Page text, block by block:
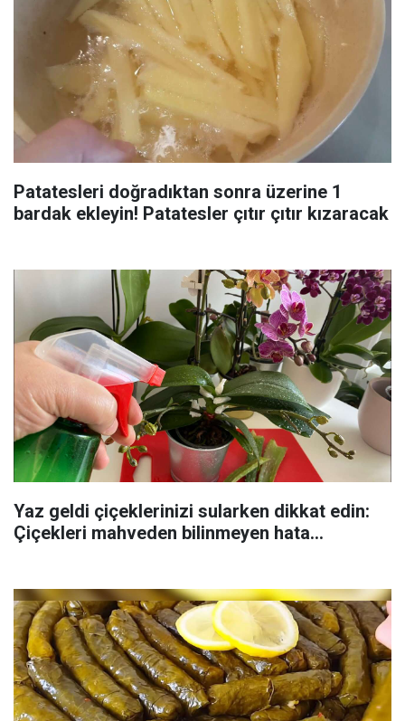
Patatesleri doğradıktan sonra üzerine 1
bardak ekleyin! Patatesler çıtır çıtır kızaracak
Yaz geldi çiçeklerinizi sularken dikkat edin:
Çiçekleri mahveden bilinmeyen hata...